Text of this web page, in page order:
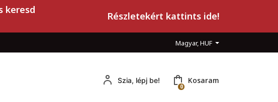
keresd
Részletekért kattints ide!
Magyar, HUF
Szia, lépj be!
0
Kosaram